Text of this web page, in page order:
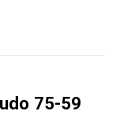
75-59